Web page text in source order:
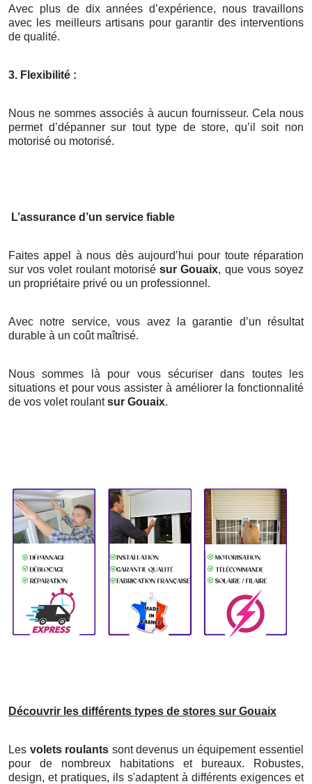
Avec plus de dix années d’expérience, nous travaillons
avec les meilleurs artisans pour garantir des interventions
de qualité.
3. Flexibilité :
Nous ne sommes associés à aucun fournisseur. Cela nous
permet d’dépanner sur tout type de store, qu’il soit non
motorisé ou motorisé.
L’assurance d’un service fiable
Faites appel à nous dès aujourd’hui pour toute réparation
sur vos volet roulant motorisésur Gouaix, que vous soyez
un propriétaire privé ou un professionnel.
Avec notre service, vous avez la garantie d’un résultat
durable à un coût maîtrisé.
Nous sommes là pour vous sécuriser dans toutes les
situations et pour vous assister à améliorer la fonctionnalité
de vos volet roulantsur Gouaix.
Découvrir les différents types de stores sur Gouaix
Les volets roulants sont devenus un équipement essentiel
pour de nombreux habitations et bureaux. Robustes,
design, et pratiques, ils s'adaptent à différents exigences et